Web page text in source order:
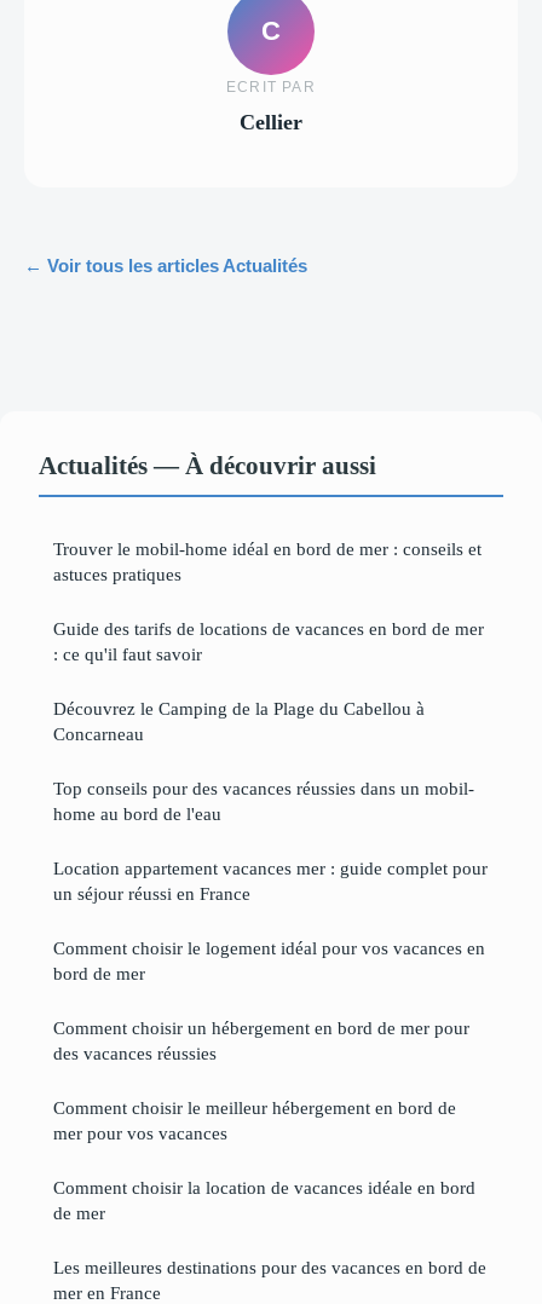
C
ECRIT PAR
Cellier
← Voir tous les articles Actualités
Actualités — À découvrir aussi
Trouver le mobil-home idéal en bord de mer : conseils et
astuces pratiques
Guide des tarifs de locations de vacances en bord de mer
: ce qu'il faut savoir
Découvrez le Camping de la Plage du Cabellou à
Concarneau
Top conseils pour des vacances réussies dans un mobil-
home au bord de l'eau
Location appartement vacances mer : guide complet pour
un séjour réussi en France
Comment choisir le logement idéal pour vos vacances en
bord de mer
Comment choisir un hébergement en bord de mer pour
des vacances réussies
Comment choisir le meilleur hébergement en bord de
mer pour vos vacances
Comment choisir la location de vacances idéale en bord
de mer
Les meilleures destinations pour des vacances en bord de
mer en France